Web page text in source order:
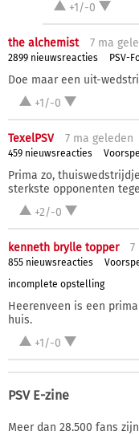
+1/-0
the alchemist 7 ma
2899 nieuwsreacties PSV-
Doe maar een uit-
+1/-0
TexelPSV 7 ma geleden
459 nieuwsreacties
Prima zo,
sterkste opponenten
+2/-0
kenneth brylle topper 7
855 nieuwsreacties
incomplete opstelling
Heerenveen is een
huis.
+1/-0
PSV E-zine
Meer dan 28.500 fans